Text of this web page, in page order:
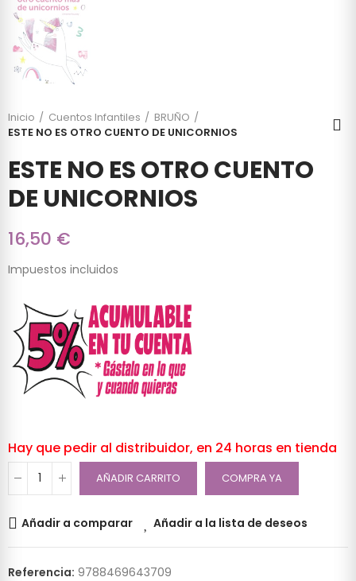
Inicio Cuentos Infantiles
BRUÑO
ESTE NO ES OTRO CUENTO DE UNICORNIOS
ESTE NO ES OTRO CUENTO
DE UNICORNIOS
16,50 €
Impuestos incluidos
Hay que pedir al distribuidor, en 24 horas en tienda
AÑADIR CARRITO COMPRA YA
Añadir a comparar Añadir a la lista de deseos
Referencia: 9788469643709